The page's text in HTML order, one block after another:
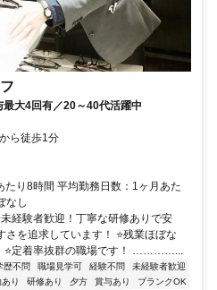
大4回有／20～40代活躍中
ら徒歩1分
り8時間 平均勤務日数：1ヶ月あた
なし
経験者歓迎！丁寧な研修ありで安
さを追求しています！ ⭐残業ほぼな
⭐定着率抜群の職場です！ …………...
歴不問 職場見学可 経験不問
未経験者歓迎
り 研修あり 夕方 賞与あり
ブランクOK